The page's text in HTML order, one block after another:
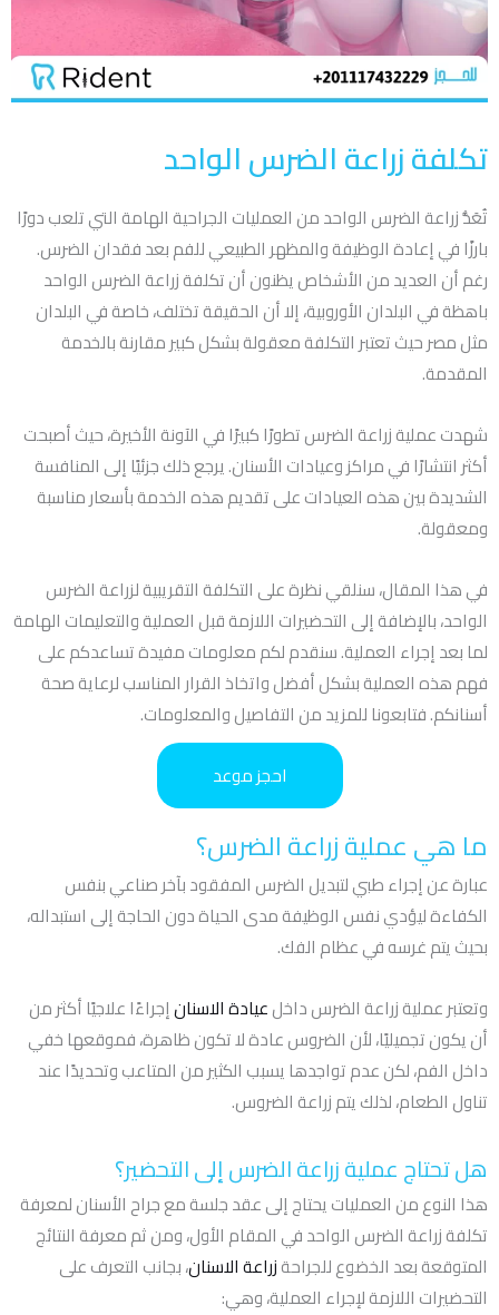
تكلفة زراعة الضرس الواحد
تُعَدُّ زراعة الضرس الواحد من العمليات الجراحية الهامة التي تلعب دورًا
بارزًا في إعادة الوظيفة والمظهر الطبيعي للفم بعد فقدان الضرس.
رغم أن العديد من الأشخاص يظنون أن تكلفة زراعة الضرس الواحد
باهظة في البلدان الأوروبية، إلا أن الحقيقة تختلف، خاصة في البلدان
مثل مصر حيث تعتبر التكلفة معقولة بشكل كبير مقارنة بالخدمة
المقدمة.
شهدت عملية زراعة الضرس تطورًا كبيرًا في الآونة الأخيرة، حيث أصبحت
أكثر انتشارًا في مراكز وعيادات الأسنان. يرجع ذلك جزئيًا إلى المنافسة
الشديدة بين هذه العيادات على تقديم هذه الخدمة بأسعار مناسبة
ومعقولة.
في هذا المقال، سنلقي نظرة على التكلفة التقريبية لزراعة الضرس
الواحد، بالإضافة إلى التحضيرات اللازمة قبل العملية والتعليمات الهامة
لما بعد إجراء العملية. سنقدم لكم معلومات مفيدة تساعدكم على
فهم هذه العملية بشكل أفضل واتخاذ القرار المناسب لرعاية صحة
أسنانكم. فتابعونا للمزيد من التفاصيل والمعلومات.
احجز موعد
ما هي عملية زراعة الضرس؟
عبارة عن إجراء طبي لتبديل الضرس المفقود بآخر صناعي بنفس
الكفاءة ليؤدي نفس الوظيفة مدى الحياة دون الحاجة إلى استبداله،
بحيث يتم غرسه في عظام الفك.
وتعتبر عملية زراعة الضرس داخلعيادة الاسنانإجراءًا علاجيًا أكثر من
أن يكون تجميليًا، لأن الضروس عادة لا تكون ظاهرة، فموقعها خفي
داخل الفم، لكن عدم تواجدها يسبب الكثير من المتاعب وتحديدًا عند
تناول الطعام، لذلك يتم زراعة الضروس.
هل تحتاج عملية زراعة الضرس إلى التحضير؟
هذا النوع من العمليات يحتاج إلى عقد جلسة مع جراح الأسنان لمعرفة
تكلفة زراعة الضرس الواحد في المقام الأول، ومن ثم معرفة النتائج
المتوقعة بعد الخضوع للجراحةزراعة الاسنان، بجانب التعرف على
التحضيرات اللازمة لإجراء العملية، وهي: